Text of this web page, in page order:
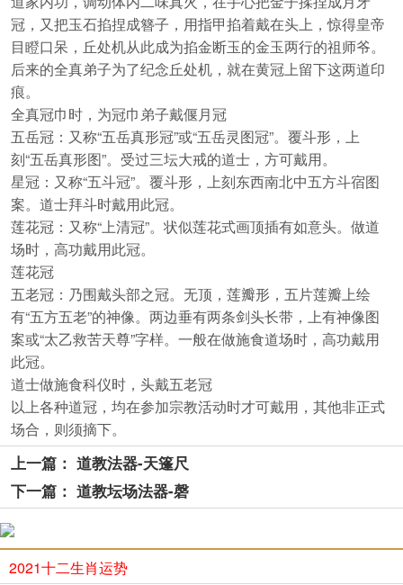
冠，又把玉石掐捏成簪子，用指甲掐着戴在头上，惊得皇帝
目瞪口呆，丘处机从此成为掐金断玉的金玉两行的祖师爷。
后来的全真弟子为了纪念丘处机，就在黄冠上留下这两道印
痕。
全真冠巾时，为冠巾弟子戴偃月冠
五岳冠：又称“五岳真形冠”或“五岳灵图冠”。覆斗形，上
刻“五岳真形图”。受过三坛大戒的道士，方可戴用。
星冠：又称“五斗冠”。覆斗形，上刻东西南北中五方斗宿图
案。道士拜斗时戴用此冠。
莲花冠：又称“上清冠”。状似莲花式画顶插有如意头。做道
场时，高功戴用此冠。
莲花冠
五老冠：乃围戴头部之冠。无顶，莲瓣形，五片莲瓣上绘
有“五方五老”的神像。两边垂有两条剑头长带，上有神像图
案或“太乙救苦天尊”字样。一般在做施食道场时，高功戴用
此冠。
道士做施食科仪时，头戴五老冠
以上各种道冠，均在参加宗教活动时才可戴用，其他非正式
场合，则须摘下。
上一篇： 道教法器-天篷尺
下一篇： 道教坛场法器-磬
2021十二生肖运势